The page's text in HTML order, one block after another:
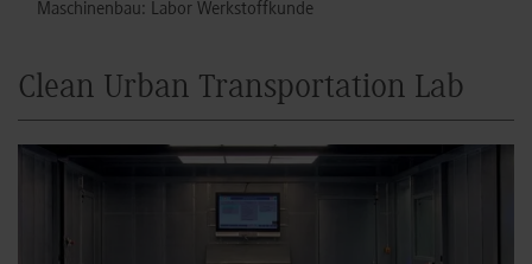
Maschinenbau: Labor Werkstoffkunde
Clean Urban Transportation Lab